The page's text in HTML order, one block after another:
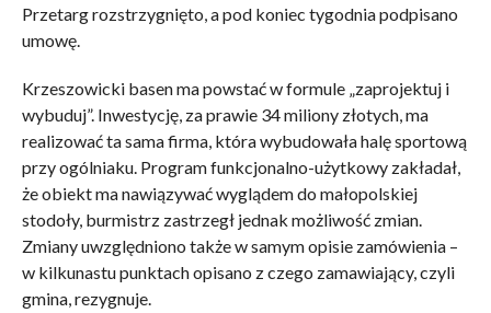
Przetarg rozstrzygnięto, a pod koniec tygodnia podpisano
umowę.
Krzeszowicki basen ma powstać w formule „zaprojektuj i
wybuduj”. Inwestycję, za prawie 34 miliony złotych, ma
realizować ta sama firma, która wybudowała halę sportową
przy ogólniaku. Program funkcjonalno-użytkowy zakładał,
że obiekt ma nawiązywać wyglądem do małopolskiej
stodoły, burmistrz zastrzegł jednak możliwość zmian.
Zmiany uwzględniono także w samym opisie zamówienia –
w kilkunastu punktach opisano z czego zamawiający, czyli
gmina, rezygnuje.